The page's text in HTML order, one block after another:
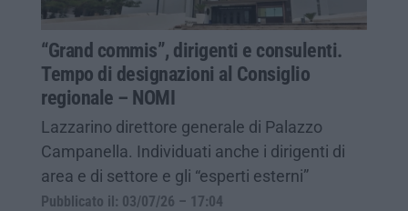
“Grand commis”, dirigenti e consulenti.
Tempo di designazioni al Consiglio
regionale – NOMI
Lazzarino direttore generale di Palazzo
Campanella. Individuati anche i dirigenti di
area e di settore e gli “esperti esterni”
Pubblicato il: 03/07/26 – 17:04